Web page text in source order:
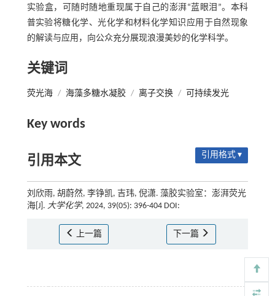
实验盒，可随时随地重现属于自己的澎湃“蓝眼泪”。本科
普实验将糖化学、光化学和材料化学知识应用于自然现象
的解读与应用，向公众充分展现浪漫美妙的化学科学。
关键词
荧光海 / 海藻多糖水凝胶 / 离子交换 / 可持续发光
Key words
引用本文 引用格式 ▾
刘欣雨, 胡蔚然, 李铮凯, 吉玮, 倪潇. 藻胶实验室：澎湃荧光
海[J]. 大学化学, 2024, 39(05): 396-404 DOI:
上一篇 下一篇